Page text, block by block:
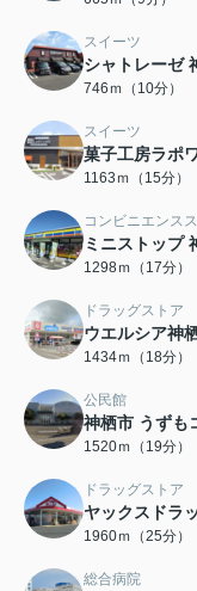
スイーツ
シャトレーゼ
746ｍ（10分）
スイーツ
菓子工房ラポ
1163ｍ（15分）
コンビニエンス
ミニストップ
1298ｍ（17分）
ドラッグストア
ウエルシア神
1434ｍ（18分）
公民館
神栖市 うずも
1520ｍ（19分）
ドラッグストア
ヤックスドラ
1960ｍ（25分）
総合病院